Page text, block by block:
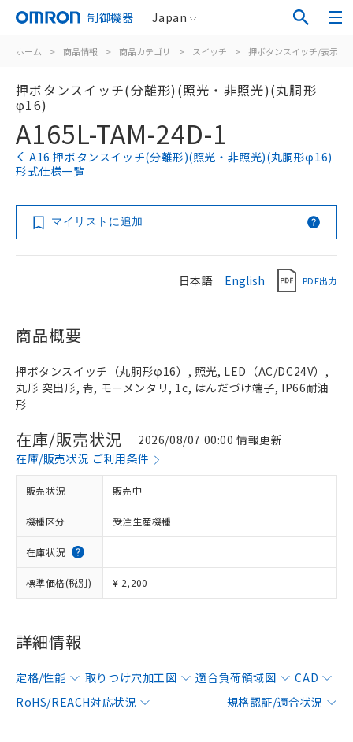
制御機器 Japan
ホーム > 商品情報 > 商品カテゴリ > スイッチ > 押ボタンスイッチ/表示灯
押ボタンスイッチ(分離形)(照光・非照光)(丸胴形
φ16)
A165L-TAM-24D-1
A16 押ボタンスイッチ(分離形)(照光・非照光)(丸胴形φ16)
形式仕様一覧
マイリストに追加
日本語 English PDF出力
商品概要
押ボタンスイッチ（丸胴形φ16）, 照光, LED（AC/DC24V）,
丸形 突出形, 青, モーメンタリ, 1c, はんだづけ端子, IP66耐油
形
在庫/販売状況
2026/08/07 00:00 情報更新
在庫/販売状況 ご利用条件
販売状況 販売中
機種区分 受注生産機種
在庫状況
標準価格(税別) ¥ 2,200
詳細情報
定格/性能 取りつけ穴加工図 適合負荷領域図
CAD
RoHS/REACH対応状況
規格認証/適合状況